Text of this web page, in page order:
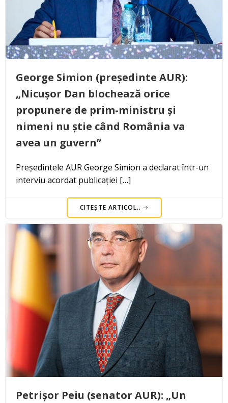
George Simion (președinte AUR):
„Nicușor Dan blochează orice
propunere de prim-ministru și
nimeni nu știe când România va
avea un guvern”
Președintele AUR George Simion a declarat într-un
interviu acordat publicației […]
CITEȘTE ARTICOL..
Petrișor Peiu (senator AUR): „Un